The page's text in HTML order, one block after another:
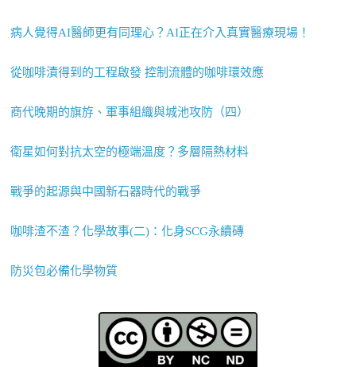
病人覺得AI醫師更有同理心？AI正在介入真實醫療現場！
從咖啡漬得到的工程啟發 控制流體的咖啡環效應
商代晚期的旗斿、軍事組織與城池攻防（四）
衛星如何對抗太空的極端溫度？多層隔熱材料
戰爭的起源與中國新石器時代的戰爭
咖啡渣不渣？化學故事(二)：化身SCG永續磚
防災包必備化學物質